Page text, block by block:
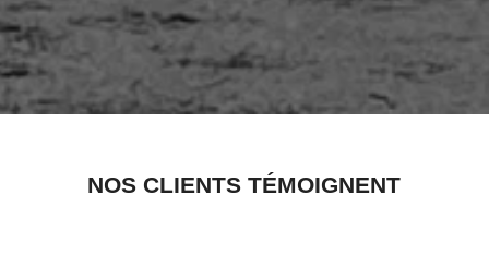
NOS CLIENTS TÉMOIGNENT